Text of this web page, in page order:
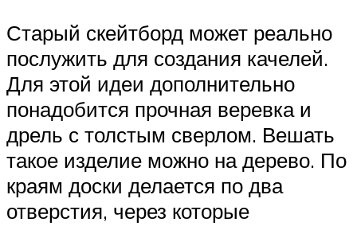
Старый скейтборд может реально
послужить для создания качелей.
Для этой идеи дополнительно
понадобится прочная веревка и
дрель с толстым сверлом. Вешать
такое изделие можно на дерево. По
краям доски делается по два
отверстия, через которые